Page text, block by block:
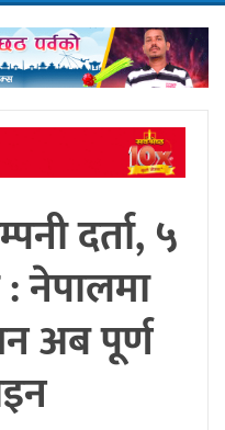
दर्ता, ५
नेपालमा
अब पूर्ण